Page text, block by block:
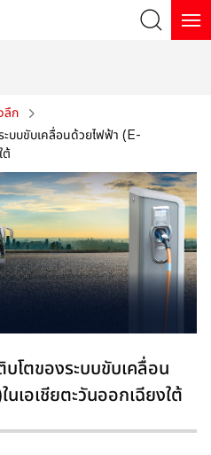
ลึก
ะบบขับเคลื่อนด้วยไฟฟ้า (E-
ต้
บโตของระบบขับเคลื่อน
เอเชียตะวันออกเฉียงใต้